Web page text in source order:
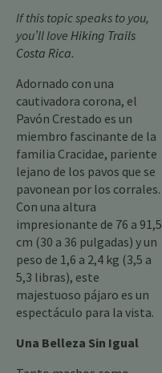
If this topic speaks to you,
you’ll love Hiking Trails
Costa Rica.
Adornado con una
cautivadora corona, el
Pavón Crestado es un
miembro fascinante de la
familia Cracidae, pariente
lejano de los pavos que se
pavonean por los corrales.
Con una altura
impresionante de 76 a 91,5
cm (30 a 36 pulgadas) y un
peso de 1,6 a 2,4 kg (3,5 a
5,3 libras), este
majestuoso pájaro es un
espectáculo para la vista.
Una Belleza Sin Igual